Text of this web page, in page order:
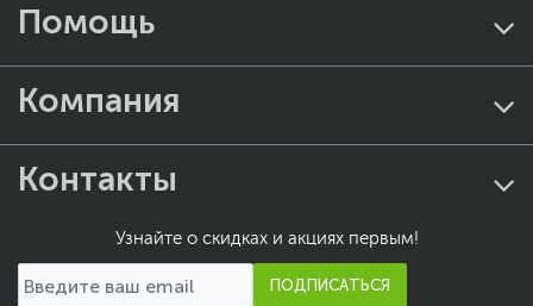
Помощь
Компания
Контакты
Узнайте о скидках и акциях первым!
ПОДПИСАТЬСЯ